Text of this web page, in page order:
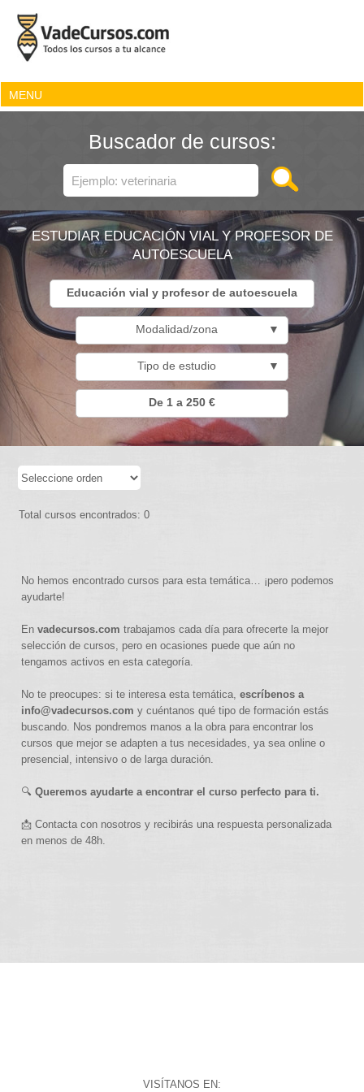
MENU
Buscador de cursos:
ESTUDIAR EDUCACIÓN VIAL Y PROFESOR DE
AUTOESCUELA
Educación vial y profesor de autoescuela
Modalidad/zona ▼
Tipo de estudio ▼
De 1 a 250 €
Total cursos encontrados: 0
No hemos encontrado cursos para esta temática… ¡pero podemos
ayudarte!
Envadecursos.com trabajamos cada día para ofrecerte la mejor
selección de cursos, pero en ocasiones puede que aún no
tengamos activos en esta categoría.
No te preocupes: si te interesa esta temática,escríbenos a
info@vadecursos.com y cuéntanos qué tipo de formación estás
buscando. Nos pondremos manos a la obra para encontrar los
cursos que mejor se adapten a tus necesidades, ya sea online o
presencial, intensivo o de larga duración.
🔍Queremos ayudarte a encontrar el curso perfecto para ti.
📩 Contacta con nosotros y recibirás una respuesta personalizada
en menos de 48h.
VISÍTANOS EN: